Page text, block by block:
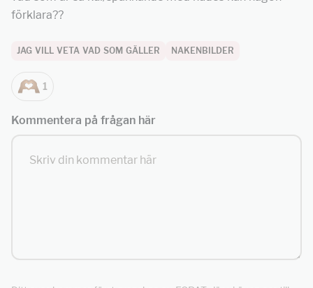
förklara??
JAG VILL VETA VAD SOM GÄLLER NAKENBILDER
1
Kommentera på frågan här